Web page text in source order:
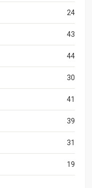
24
43
44
30
41
39
31
19